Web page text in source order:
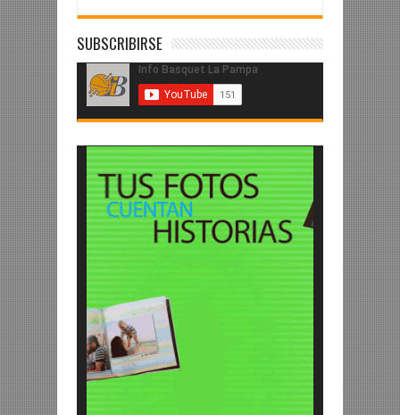
SUBSCRIBIRSE